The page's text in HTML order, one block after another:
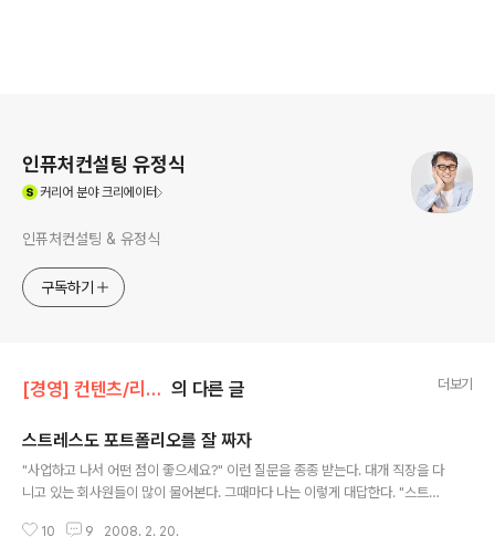
인퓨처컨설팅 유정식
커리어 분야 크리에이터
인퓨처컨설팅 & 유정식
구독하기
[경영] 컨텐츠/리더십 및 자기계발 의 다른 글 더보기
스트레스도 포트폴리오를 잘 짜자
"사업하고 나서 어떤 점이 좋으세요?" 이런 질문을 종종 받는다. 대개 직장을 다
니고 있는 회사원들이 많이 물어본다. 그때마다 나는 이렇게 대답한다. "스트레
니, 사업하시려면 이것저것 굉장히 신경 쓸 게 많은데 스트레스가 적다구요?"
10 9 2008. 2. 20.